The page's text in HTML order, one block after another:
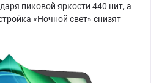
пиковой яркости 440 нит, а
«Ночной свет» снизят